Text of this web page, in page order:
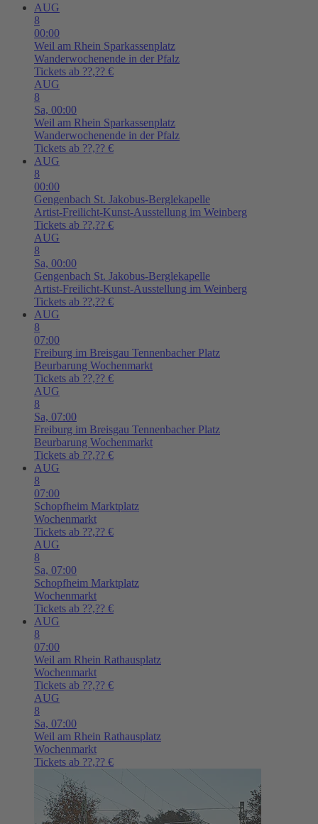
AUG
8
00:00
Weil am Rhein Sparkassenplatz
Wanderwochenende in der Pfalz
Tickets ab ??,?? €
AUG
8
Sa, 00:00
Weil am Rhein Sparkassenplatz
Wanderwochenende in der Pfalz
Tickets ab ??,?? €
AUG
8
00:00
Gengenbach St. Jakobus-Berglekapelle
Artist-Freilicht-Kunst-Ausstellung im Weinberg
Tickets ab ??,?? €
AUG
8
Sa, 00:00
Gengenbach St. Jakobus-Berglekapelle
Artist-Freilicht-Kunst-Ausstellung im Weinberg
Tickets ab ??,?? €
AUG
8
07:00
Freiburg im Breisgau Tennenbacher Platz
Beurbarung Wochenmarkt
Tickets ab ??,?? €
AUG
8
Sa, 07:00
Freiburg im Breisgau Tennenbacher Platz
Beurbarung Wochenmarkt
Tickets ab ??,?? €
AUG
8
07:00
Schopfheim Marktplatz
Wochenmarkt
Tickets ab ??,?? €
AUG
8
Sa, 07:00
Schopfheim Marktplatz
Wochenmarkt
Tickets ab ??,?? €
AUG
8
07:00
Weil am Rhein Rathausplatz
Wochenmarkt
Tickets ab ??,?? €
AUG
8
Sa, 07:00
Weil am Rhein Rathausplatz
Wochenmarkt
Tickets ab ??,?? €